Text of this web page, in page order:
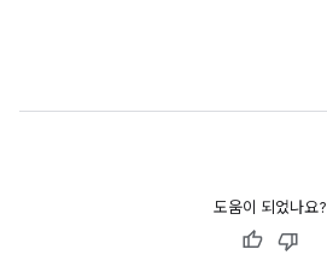
도움이 되었나요?